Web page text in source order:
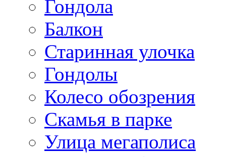
Гондола
Балкон
Старинная улочка
Гондолы
Колесо обозрения
Скамья в парке
Улица мегаполиса